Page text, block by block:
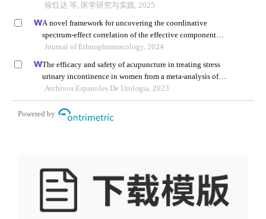
徐红达 等, 医学研究与实践, 2025
A novel framework for uncovering the coordinative
spectrum-effect correlation of the effective components
of yangyin tongnao granules on cerebral ischemia-
Journal of Ethnopharmacology, 2024
The efficacy and safety of acupuncture in treating stress
urinary incontinence in women from a meta-analysis of
four randomized controlled trials
Archivos Espanoles De Urologia, 2023
Powered by